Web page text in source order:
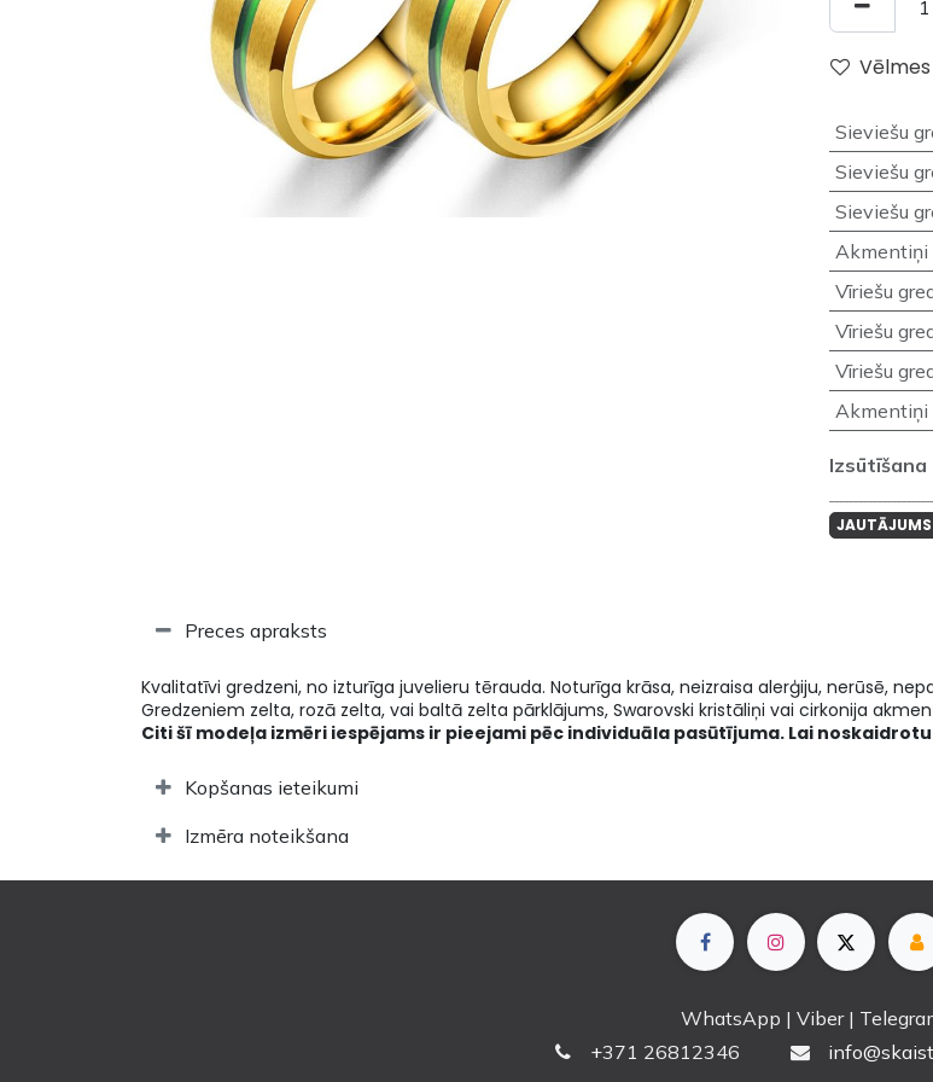
Vēlmes
Sieviešu
Sieviešu
Sieviešu
Akmentiņi
Vīriešu
Vīriešu
Vīriešu
Akmentiņi
Izsūtīšana
JAUTĀJUMS
Preces apraksts
Kvalitatīvi gredzeni, no izturīga juvelieru tērauda. Noturīga krāsa, neizraisa alerģiju, nerūsē,
Gredzeniem zelta, rozā zelta, vai baltā zelta pārklājums, Swarovski kristāliņi vai cirkonija
Citi šī modeļa izmēri iespējams ir pieejami pēc individuāla pasūtījuma. Lai
Kopšanas ieteikumi
Izmēra noteikšana
WhatsApp | Viber |
+371 26812346